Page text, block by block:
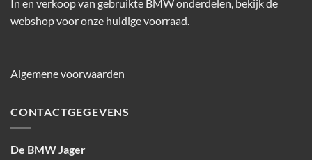
In en verkoop van gebruikte BMW onderdelen, bekijk de
webshop voor onze huidige voorraad.
Algemene voorwaarden
CONTACTGEGEVENS
De BMW Jager